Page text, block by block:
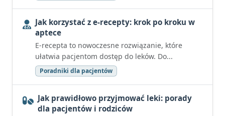
Jak korzystać z e-recepty: krok po kroku w
aptece
E-recepta to nowoczesne rozwiązanie, które
ułatwia pacjentom dostęp do leków. Do...
Poradniki dla pacjentów
Jak prawidłowo przyjmować leki: porady
dla pacjentów i rodziców